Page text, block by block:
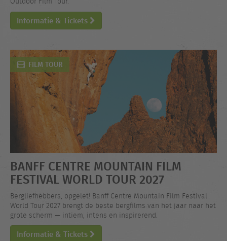
Informatie & Tickets
FILM TOUR
BANFF CENTRE MOUNTAIN FILM
FESTIVAL WORLD TOUR 2027
Bergliefhebbers, opgelet! Banff Centre Mountain Film Festival
World Tour 2027 brengt de beste bergfilms van het jaar naar het
grote scherm — intiem, intens en inspirerend.
Informatie & Tickets